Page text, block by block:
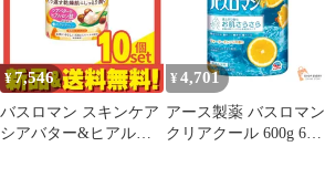
¥7,546
バスロマン スキンケア
シアバター&ヒアルロ
¥ 4,701
アース製薬 バスロマン
クリアクール 600g 6個